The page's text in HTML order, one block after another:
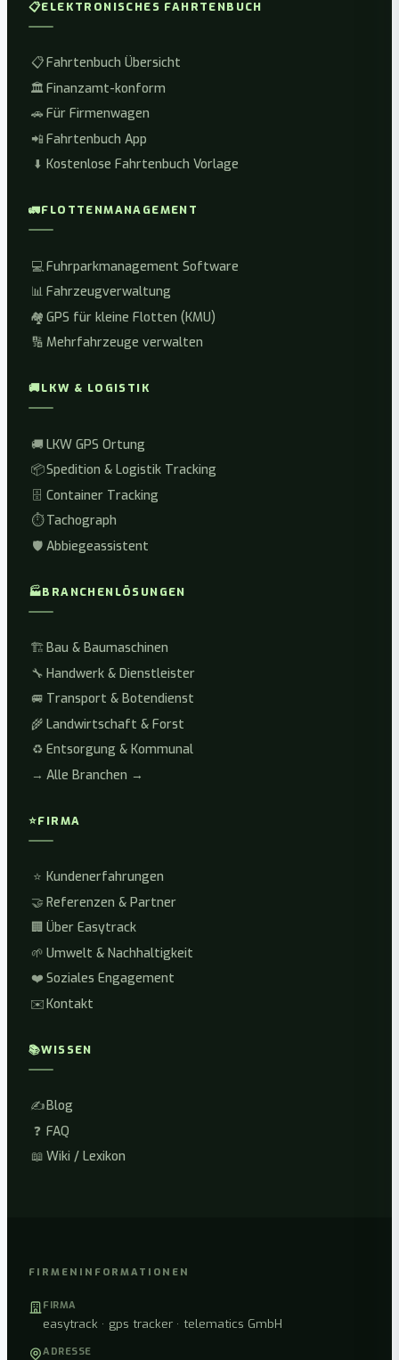
📋ELEKTRONISCHES FAHRTENBUCH
📋Fahrtenbuch Übersicht
🏛️Finanzamt-konform
🚗 Für Firmenwagen
📲 Fahrtenbuch App
⬇️ Kostenlose Fahrtenbuch Vorlage
🚛FLOTTENMANAGEMENT
💻Fuhrparkmanagement Software
📊 Fahrzeugverwaltung
🏘️ GPS für kleine Flotten (KMU)
🔢 Mehrfahrzeuge verwalten
🚚LKW & LOGISTIK
🚚 LKW GPS Ortung
📦Spedition & Logistik Tracking
🗄️ Container Tracking
⏱️ Tachograph
🛡️ Abbiegeassistent
🏭BRANCHENLÖSUNGEN
🏗️Bau & Baumaschinen
🔧 Handwerk & Dienstleister
🚐 Transport & Botendienst
🌾 Landwirtschaft & Forst
♻️ Entsorgung & Kommunal
→ Alle Branchen →
⭐FIRMA
⭐ Kundenerfahrungen
🤝 Referenzen & Partner
🏢 Über Easytrack
🌱 Umwelt & Nachhaltigkeit
❤️ Soziales Engagement
✉️Kontakt
📚WISSEN
✍️Blog
❓ FAQ
📖 Wiki / Lexikon
FIRMENINFORMATIONEN
FIRMA
easytrack · gps tracker · telematics GmbH
ADRESSE